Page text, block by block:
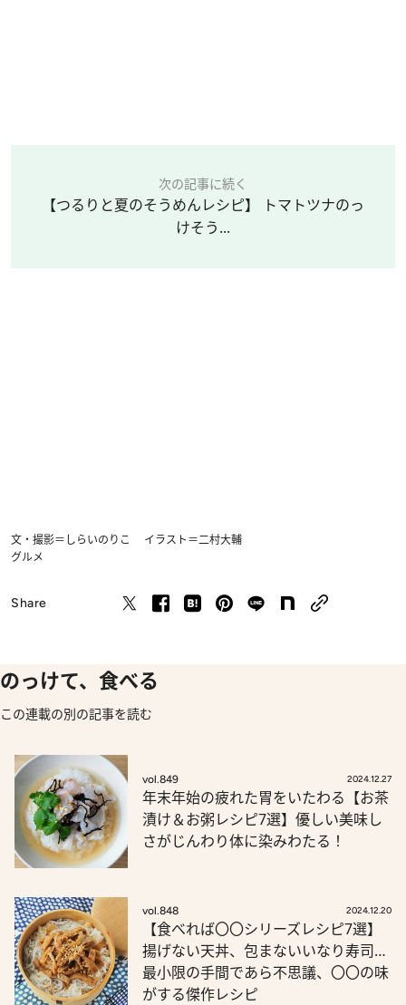
次の記事に続く
【つるりと夏のそうめんレシピ】 トマトツナのっ
けそう...
文・撮影＝しらいのりこ イラスト＝二村大輔
グルメ
Share
のっけて、食べる
この連載の別の記事を読む
vol.849 2024.12.27
年末年始の疲れた胃をいたわる【お茶
漬け＆お粥レシピ7選】優しい美味し
さがじんわり体に染みわたる！
vol.848 2024.12.20
【食べれば〇〇シリーズレシピ7選】
揚げない天丼、包まないいなり寿司…
最小限の手間であら不思議、〇〇の味
がする傑作レシピ